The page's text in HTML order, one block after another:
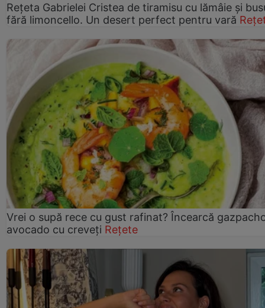
Rețeta Gabrielei Cristea de tiramisu cu lămâie și
fără limoncello. Un desert perfect pentru vară
Vrei o supă rece cu gust rafinat? Încearcă
avocado cu creveți Rețete